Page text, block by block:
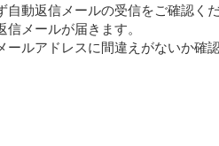
動返信メールの受信をご確認く
メールが届きます。
ールアドレスに間違えがないか確